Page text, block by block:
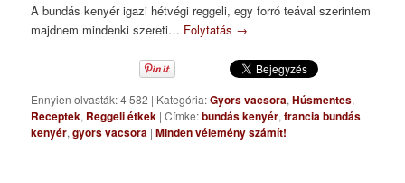
A bundás kenyér igazi hétvégi reggeli, egy forró teával szerintem
majdnem mindenki szereti… Folytatás →
Ennyien olvasták: 4 582 | Kategória:Gyors vacsora,Húsmentes,
Receptek, Reggeli étkek |Címke:bundás kenyér,francia bundás
kenyér,gyors vacsora |Minden vélemény számít!